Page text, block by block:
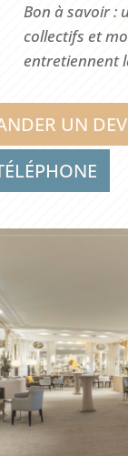
Bon à savoir :
collectifs et
entretiennent
UN